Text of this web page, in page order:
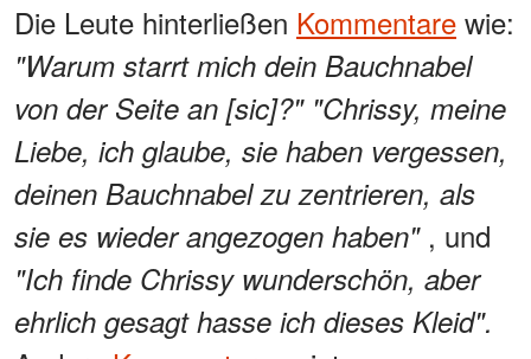
Die Leute hinterließen Kommentare wie:
"Warum starrt mich dein Bauchnabel
von der Seite an [sic]?" "Chrissy, meine
Liebe, ich glaube, sie haben vergessen,
deinen Bauchnabel zu zentrieren, als
sie es wieder angezogen haben" , und
"Ich finde Chrissy wunderschön, aber
ehrlich gesagt hasse ich dieses Kleid".